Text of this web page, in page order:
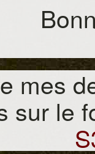
mes
sur le